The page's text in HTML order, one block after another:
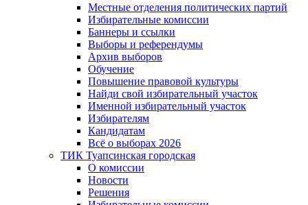
Местные отделения политических партий
Избирательные комиссии
Баннеры и ссылки
Выборы и референдумы
Архив выборов
Обучение
Повышение правовой культуры
Найди свой избирательный участок
Именной избирательный участок
Избирателям
Кандидатам
Всё о выборах 2026
ТИК Туапсинская городская
О комиссии
Новости
Решения